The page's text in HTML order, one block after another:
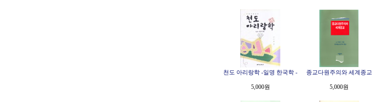
천도 아리랑학 -일명 한국학 -
5,000원
종교다원주의와 세계종교
5,000원